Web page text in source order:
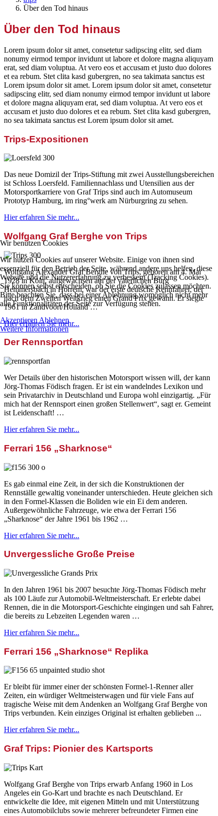
Über den Tod hinaus
Über den Tod hinaus
Lorem ipsum dolor sit amet, consetetur sadipscing elitr, sed diam
nonumy eirmod tempor invidunt ut labore et dolore magna aliquyam
erat, sed diam voluptua. At vero eos et accusam et justo duo dolores
et ea rebum. Stet clita kasd gubergren, no sea takimata sanctus est
Lorem ipsum dolor sit amet. Lorem ipsum dolor sit amet, consetetur
sadipscing elitr, sed diam nonumy eirmod tempor invidunt ut labore
et dolore magna aliquyam erat, sed diam voluptua. At vero eos et
accusam et justo duo dolores et ea rebum. Stet clita kasd gubergren,
no sea takimata sanctus est Lorem ipsum dolor sit amet.
Trips-Expositionen
Das neue Domizil der Trips-Stiftung mit zwei Ausstellungsbereichen
ist Schloss Loersfeld. Familiennachlass und Utensilien aus der
Motorsportkarriere von Graf Trips sind auch im Automuseum
Prototyp Hamburg, im ring°werk am Nürburgring zu sehen.
Hier erfahren Sie mehr...
Wolfgang Graf Berghe von Trips
Wolfgang Alexander Graf Berghe von Trips, geboren am 4. Mai
1928 in Köln, aufgewachsen auf der väterlichen Burg
Hemmersbach in Horrem, war der erste deutsche Rennfahrer, der
nach dem Zweiten Weltkrieg einen Grand Prix gewann. Er siegte
1961 in Zandvoort/Holland …
Hier erfahren Sie mehr...
Der Rennsportfan
Wer Details über den historischen Motorsport wissen will, der kann
Jörg-Thomas Födisch fragen. Er ist ein wandelndes Lexikon und
sein Privatarchiv in Deutschland und Europa wohl einzigartig. „Für
mich hat der Rennsport einen großen Stellenwert“, sagt er. Gemeint
ist Leidenschaft! …
Hier erfahren Sie mehr...
Ferrari 156 „Sharknose“
Es gab einmal eine Zeit, in der sich die Konstruktionen der
Rennställe gewaltig voneinander unterschieden. Heute gleichen sich
in den Formel-Klassen die Boliden wie ein Ei dem anderen.
Außergewöhnliche Fahrzeuge, wie etwa der Ferrari 156
„Sharknose“ der Jahre 1961 bis 1962 …
Hier erfahren Sie mehr...
Unvergessliche Große Preise
In den Jahren 1961 bis 2007 besuchte Jörg-Thomas Födisch mehr
als 100 Läufe zur Automobil-Weltmeisterschaft. Er erlebte dabei
Rennen, die in die Motorsport-Geschichte eingingen und sah Fahrer,
die bereits zu Lebzeiten Legenden waren …
Hier erfahren Sie mehr...
Ferrari 156 „Sharknose“ Replika
Er bleibt für immer einer der schönsten Formel-1-Renner aller
Zeiten, ein würdiger Weltmeisterwagen und für viele Fans auf
tragische Weise mit dem Andenken an Wolfgang Graf Berghe von
Trips verbunden. Kein einziges Original ist erhalten geblieben ...
Hier erfahren Sie mehr...
Graf Trips: Pionier des Kartsports
Wolfgang Graf Berghe von Trips erwarb Anfang 1960 in Los
Angeles ein Go-Kart und brachte es nach Deutschland. Er
entwickelte die Idee, mit eigenen Mitteln und mit Unterstützung
eines Automobilclubs sowie mehrerer befreundeter Firmen eine
Wir benutzen Cookies
Wir nutzen Cookies auf unserer Website. Einige von ihnen sind
essenziell für den Betrieb der Seite, während andere uns helfen, diese
Website und die Nutzererfahrung zu verbessern (Tracking Cookies).
Sie können selbst entscheiden, ob Sie die Cookies zulassen möchten.
Bitte beachten Sie, dass bei einer Ablehnung womöglich nicht mehr
alle Funktionalitäten der Seite zur Verfügung stehen.
Akzeptieren Ablehnen
Weitere Informationen